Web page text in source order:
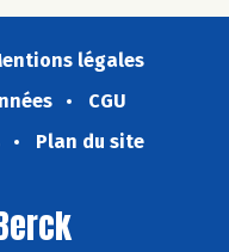
légales
CGU
Plan du site